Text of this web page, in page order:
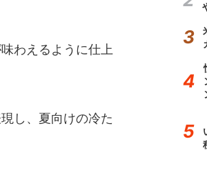
わえるように仕上
し、夏向けの冷た